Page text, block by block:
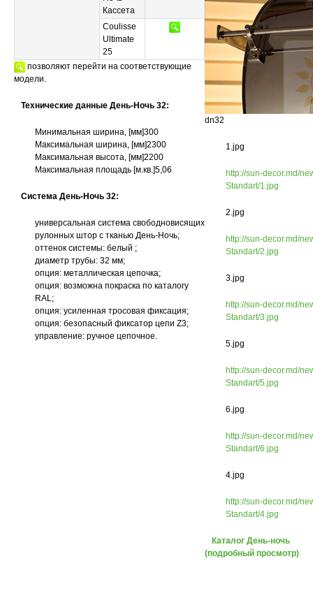
Кассета
Coulisse
Ultimate
25
позволяют перейти на соответствующие
модели.
Технические данные День-Ночь 32:
Минимальная ширина, [мм]300
Максимальная ширина, [мм]2300
Максимальная высота, [мм]2200
Mаксимальная площадь [м.кв.]5,06
Система День-Ночь 32:
универсальная система свободновисящих
рулонных штор с тканью День-Ночь;
оттенок системы: белый ;
диаметр трубы: 32 мм;
опция: металлическая цепочка;
опция: возможна покраска по каталогу
RAL;
опция: усиленная тросовая фиксация;
опция: безопасный фиксатор цепи Z3;
управление: ручное цепочное.
dn32
1.jpg
http://sun-decor.md/
Standart/1.jpg
2.jpg
http://sun-decor.md/
Standart/2.jpg
3.jpg
http://sun-decor.md/
Standart/3.jpg
5.jpg
http://sun-decor.md/
Standart/5.jpg
6.jpg
http://sun-decor.md/
Standart/6.jpg
4.jpg
http://sun-decor.md/
Standart/4.jpg
Каталог День-ночь
(подробный просмотр)